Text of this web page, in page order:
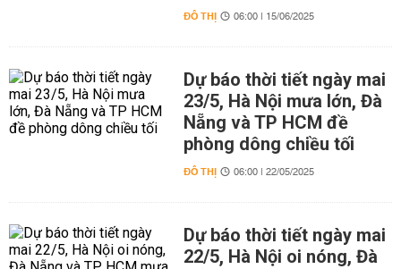
ĐÔ THỊ 06:00 | 15/06/2025
Dự báo thời tiết ngày mai
23/5, Hà Nội mưa lớn, Đà
Nẵng và TP HCM đề
phòng dông chiều tối
ĐÔ THỊ 06:00 | 22/05/2025
Dự báo thời tiết ngày mai
22/5, Hà Nội oi nóng, Đà